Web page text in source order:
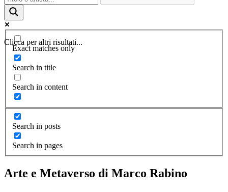
Clicca per altri risultati...
Exact matches only
Search in title
Search in content
Search in posts
Search in pages
Arte e Metaverso di Marco Rabino